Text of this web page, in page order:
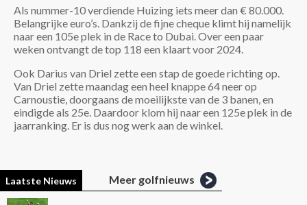
Als nummer-10 verdiende Huizing iets meer dan € 80.000.
Belangrijke euro’s. Dankzij de fijne cheque klimt hij namelijk
naar een 105e plek in de Race to Dubai. Over een paar
weken ontvangt de top 118 een klaart voor 2024.
Ook Darius van Driel zette een stap de goede richting op.
Van Driel zette maandag een heel knappe 64 neer op
Carnoustie, doorgaans de moeilijkste van de 3 banen, en
eindigde als 25e. Daardoor klom hij naar een 125e plek in de
jaarranking. Er is dus nog werk aan de winkel.
Laatste Nieuws Meer golfnieuws